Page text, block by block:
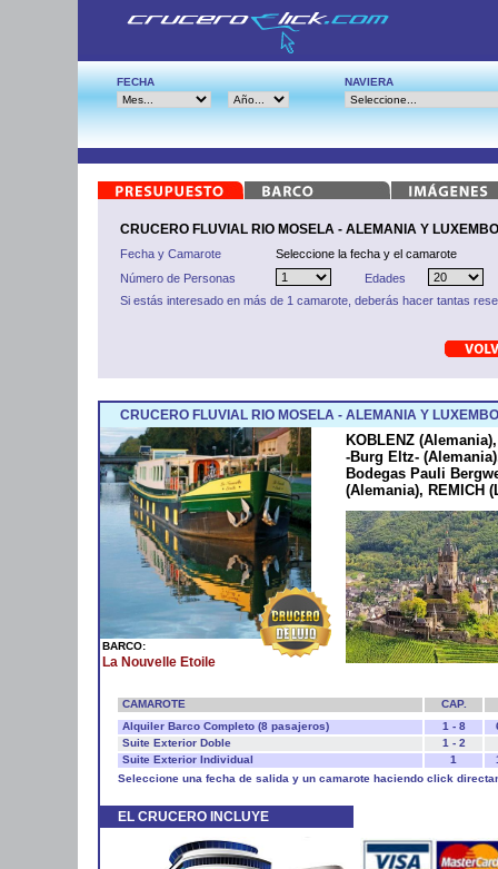
FECHA NAVIERA
CRUCERO FLUVIAL RIO MOSELA - ALEMANIA Y
Fecha y Camarote
Seleccione la fecha y el camarote
Número de Personas
Edades
Si estás interesado en más de 1 camarote, deberás hacer tantas
CRUCERO FLUVIAL RIO MOSELA - ALEMANIA Y
BARCO:
La Nouvelle Etoile
KOBLENZ
-Burg Eltz-
Bodegas Pauli
(Alemania), REMICH
CAMAROTE
CAP.
Alquiler Barco Completo (8 pasajeros)
1 - 8
Suite Exterior Doble
1 - 2
Suite Exterior Individual
1
Seleccione una fecha de salida y un camarote haciendo click
EL CRUCERO INCLUYE